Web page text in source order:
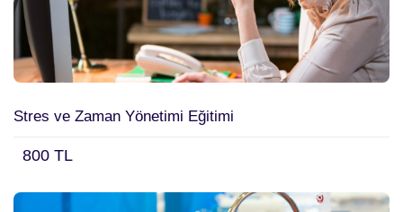
Stres ve Zaman Yönetimi Eğitimi
800 TL